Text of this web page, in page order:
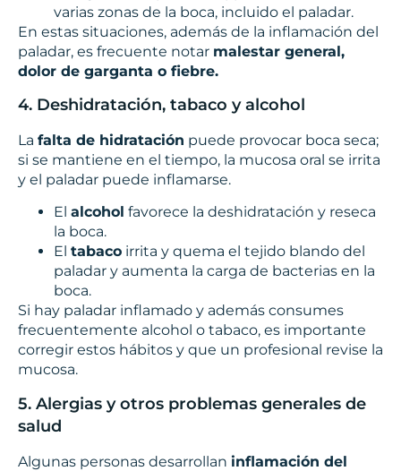
varias zonas de la boca, incluido el paladar.
En estas situaciones, además de la inflamación del
paladar, es frecuente notar malestar general,
dolor de garganta o fiebre.
4. Deshidratación, tabaco y alcohol
La falta de hidratación puede provocar boca seca;
si se mantiene en el tiempo, la mucosa oral se irrita
y el paladar puede inflamarse.
El alcohol favorece la deshidratación y reseca
la boca.
El tabaco irrita y quema el tejido blando del
paladar y aumenta la carga de bacterias en la
boca.
Si hay paladar inflamado y además consumes
frecuentemente alcohol o tabaco, es importante
corregir estos hábitos y que un profesional revise la
mucosa.
5. Alergias y otros problemas generales de
salud
Algunas personas desarrollan inflamación del